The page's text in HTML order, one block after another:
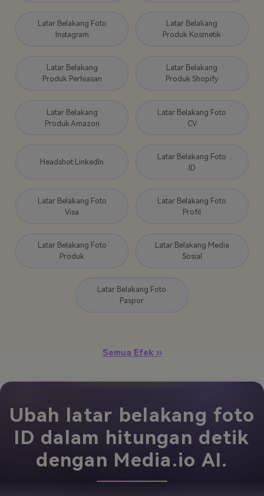
Latar Belakang Foto
Instagram
Latar Belakang
Produk Kosmetik
Latar Belakang
Produk Perhiasan
Latar Belakang
Produk Shopify
Latar Belakang
Produk Amazon
Latar Belakang Foto
CV
Headshot LinkedIn
Latar Belakang Foto
ID
Latar Belakang Foto
Visa
Latar Belakang Foto
Profil
Latar Belakang Foto
Produk
Latar Belakang Media
Sosial
Latar Belakang Foto
Paspor
Semua Efek ››
Ubah latar belakang foto
ID dalam hitungan detik
dengan Media.io AI.